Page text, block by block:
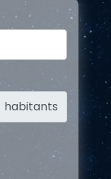
habitants